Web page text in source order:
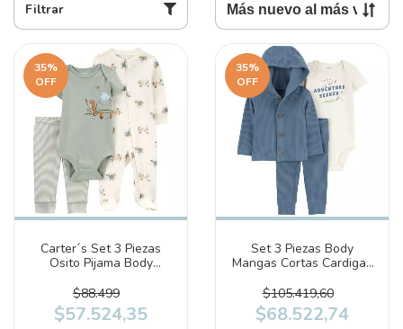
Filtrar
35%
OFF
Carter´s Set 3 Piezas
Osito Pijama Body
Tortugas (1R038110)
$88.499
$57.524,35
35%
OFF
Set 3 Piezas Body
Mangas Cortas Cardigan
$105.419,60
$68.522,74